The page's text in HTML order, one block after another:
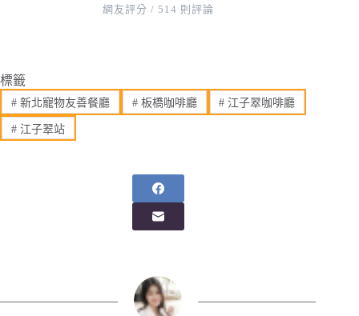
網友評分 / 514 則評論
標籤
#新北寵物友善餐廳 #板橋咖啡廳 # 江子翠咖啡廳
#江子翠站